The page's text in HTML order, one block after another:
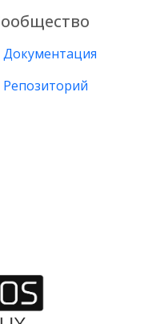
Документация
Репозиторий